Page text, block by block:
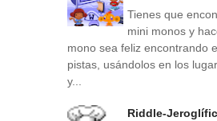
Tienes que
mini monos y
mono sea feliz encontrando
pistas, usándolos en los
y...
Riddle-